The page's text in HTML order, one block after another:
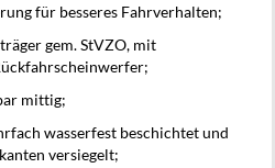
für besseres Fahrverhalten;
gem. StVZO, mit
mittig;
wasserfest beschichtet und
versiegelt;